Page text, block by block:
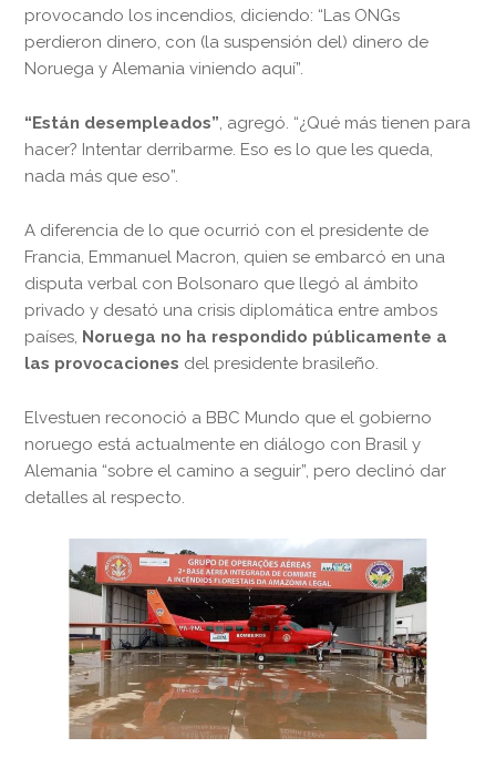
provocando los incendios, diciendo: “Las ONGs
perdieron dinero, con (la suspensión del) dinero de
Noruega y Alemania viniendo aquí”.
“Están desempleados”, agregó. “¿Qué más tienen para
hacer? Intentar derribarme. Eso es lo que les queda,
nada más que eso”.
A diferencia de lo que ocurrió con el presidente de
Francia, Emmanuel Macron, quien se embarcó en una
disputa verbal con Bolsonaro que llegó al ámbito
privado y desató una crisis diplomática entre ambos
países, Noruega no ha respondido públicamente a
las provocaciones del presidente brasileño.
Elvestuen reconoció a BBC Mundo que el gobierno
noruego está actualmente en diálogo con Brasil y
Alemania “sobre el camino a seguir”, pero declinó dar
detalles al respecto.